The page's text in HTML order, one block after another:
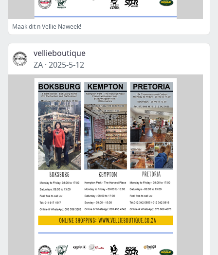
Maak dit n Vellie Naweek!
vellieboutique
ZA · 2025-5-12